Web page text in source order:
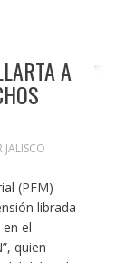
A
JALISCO
(PFM)
librada
el
quien